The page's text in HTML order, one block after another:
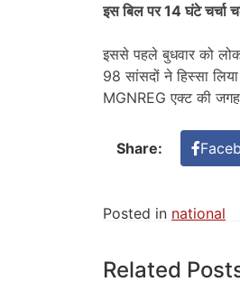
इस बिल पर 14 घंटे चर्चा
इससे पहले बुधवार को
98 सांसदों ने हिस्सा
MGNREG एक्ट की
Share:
Posted in national
Related